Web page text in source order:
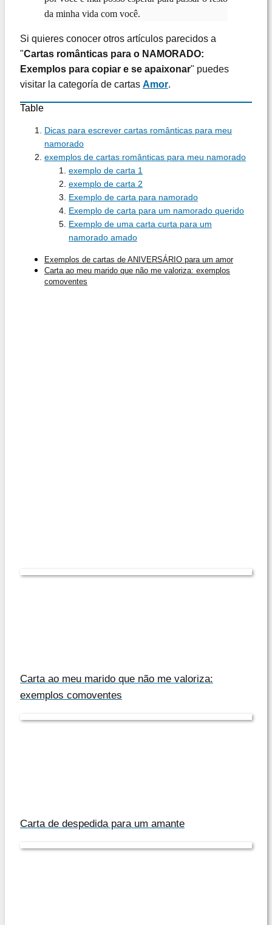
da minha vida com você.
Si quieres conocer otros artículos parecidos a
"Cartas românticas para o NAMORADO:
Exemplos para copiar e se apaixonar" puedes
visitar la categoría de cartas Amor.
Table
Dicas para escrever cartas românticas para meu
namorado
exemplos de cartas românticas para meu namorado
exemplo de carta 1
exemplo de carta 2
Exemplo de carta para namorado
Exemplo de carta para um namorado querido
Exemplo de uma carta curta para um
namorado amado
Exemplos de cartas de ANIVERSÁRIO para um amor
Carta ao meu marido que não me valoriza: exemplos
comoventes
Carta ao meu marido que não me valoriza:
exemplos comoventes
Carta de despedida para um amante